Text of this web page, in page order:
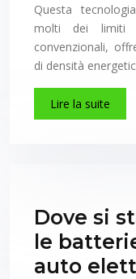
Questa
molti dei limiti
convenzionali,
di densità
Lire la suite
Dove si
le
auto